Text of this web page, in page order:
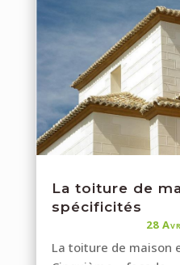
La toiture de
spécificités
28
La toiture de maison